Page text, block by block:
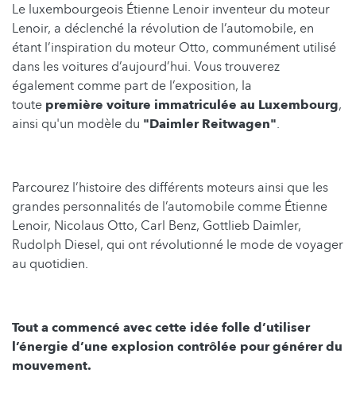
Le luxembourgeois Étienne Lenoir inventeur du moteur
Lenoir, a déclenché la révolution de l’automobile, en
étant l’inspiration du moteur Otto, communément utilisé
dans les voitures d’aujourd’hui. Vous trouverez
également comme part de l’exposition, la
toute première voiture immatriculée au Luxembourg,
ainsi qu'un modèle du "Daimler Reitwagen".
Parcourez l’histoire des différents moteurs ainsi que les
grandes personnalités de l’automobile comme Étienne
Lenoir, Nicolaus Otto, Carl Benz, Gottlieb Daimler,
Rudolph Diesel, qui ont révolutionné le mode de voyager
au quotidien.
Tout a commencé avec cette idée folle d’utiliser
l’énergie d’une explosion contrôlée pour générer du
mouvement.